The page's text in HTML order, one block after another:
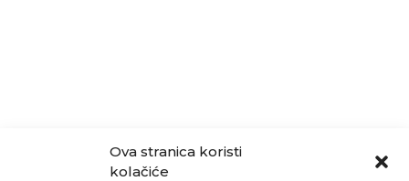
Ova stranica koristi
kolačiće